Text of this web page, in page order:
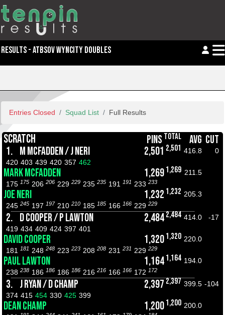
RESULTS - ATBSOV WYNCITY DOUBLES
Entries Closed Squad List Full Results
SCRATCH PINS TOTAL AVG CUT
1. M MCFADDEN / J NERI 2,501 2,501 416.8
0
420 403 439 420 357 462
MARK MCFADDEN 1,269 1,269 211.5
175 175 206 206 229 229 235 235 191 191 233 233
JOE NERI 1,232 1,232 205.3
245 245 197 197 210 210 185 185 166 166 229 229
2. D COOPER / P LAWTON 2,4842,484 414.0
-17
419 434 409 424 397 401
DAVID COOPER 1,320 1,320 220.0
181
181 248 248 223 223 208 208 231 231 229 229
PAUL LAWTON 1,164 1,164 194.0
238 238 186 186 186 186 216 216 166 166 172 172
3. J RYAN / D CHAMP 2,397 2,397 399.5 -104
374 415 454 330 425 399
DEAN CHAMP 1,200 1,200 200.0